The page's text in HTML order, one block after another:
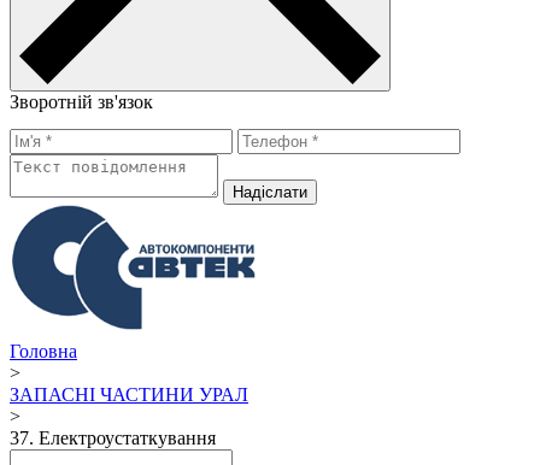
Зворотній зв'язок
Надiслати
Головна
>
ЗАПАСНІ ЧАСТИНИ УРАЛ
>
37. Електроустаткування